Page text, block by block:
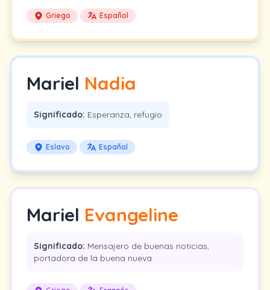
Griego Español
Mariel Nadia
Significado: Esperanza, refugio
Eslavo Español
Mariel Evangeline
Significado: Mensajero de buenas noticias,
portadora de la buena nueva.